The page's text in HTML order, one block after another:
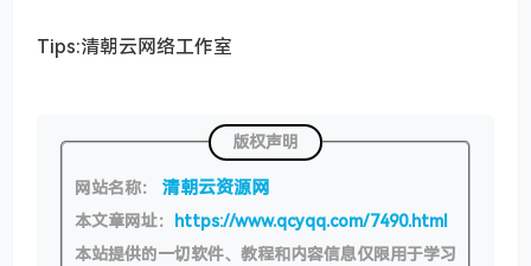
Tips:清朝云网络工作室
版权声明
网站名称： 清朝云资源网
本文章网址： https://www.qcyqq.com/7490.html
本站提供的一切软件、教程和内容信息仅限用于学习